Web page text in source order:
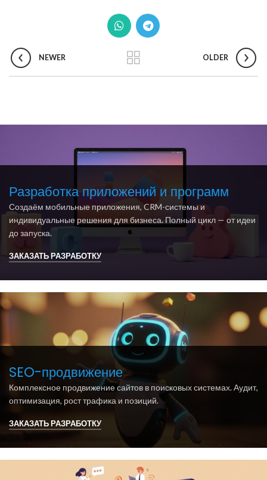
NEWER OLDER
Разработка приложений и программ
Создаём мобильные приложения, CRM-системы и
индивидуальные решения для бизнеса. Полный цикл — от идеи
до запуска.
ЗАКАЗАТЬ РАЗРАБОТКУ
SEO-продвижение
Комплексное продвижение сайтов в поисковых системах. Аудит,
оптимизация, рост трафика и позиций.
ЗАКАЗАТЬ РАЗРАБОТКУ